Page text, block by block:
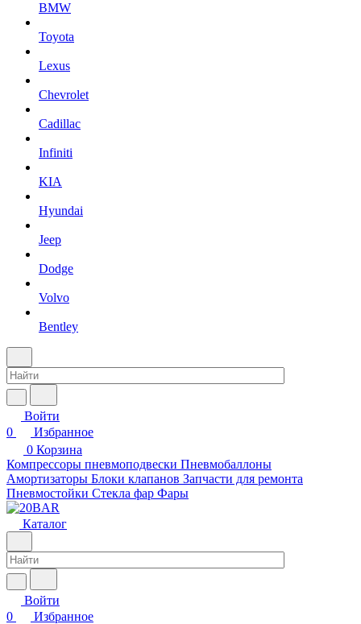
BMW
Toyota
Lexus
Chevrolet
Cadillac
Infiniti
KIA
Hyundai
Jeep
Dodge
Volvo
Bentley
Войти
0
Избранное
0 Корзина
Компрессоры пневмоподвески Пневмобаллоны
Амортизаторы Блоки клапанов Запчасти для ремонта
Пневмостойки Стекла фар Фары
Каталог
Войти
0
Избранное